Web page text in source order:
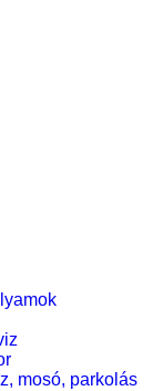
mosó, parkolás